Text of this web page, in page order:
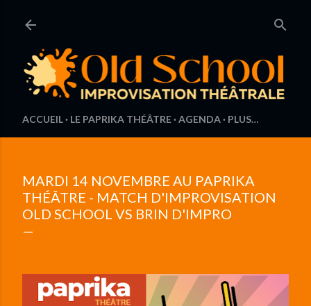
ACCUEIL LE PAPRIKA THÉÂTRE AGENDA PLUS…
MARDI 14 NOVEMBRE AU PAPRIKA
THÉÂTRE - MATCH D'IMPROVISATION
OLD SCHOOL VS BRIN D'IMPRO